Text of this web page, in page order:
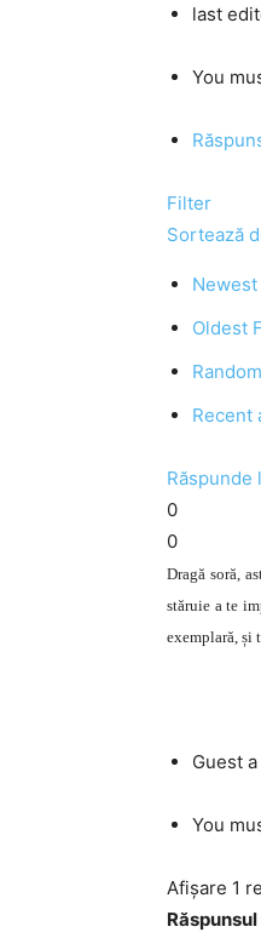
last
You
Filter
Sortează
Oldest
Random
Recent
Răspunde
0
0
Dragă soră,
stăruie a te
exemplară, și
Guest
You
Afișare 1